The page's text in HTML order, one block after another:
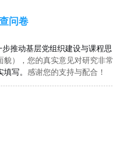
问卷
推动基层党组织建设与课程思
貌），您的真实意见对研究非常
写。 感谢您的支持与配合！